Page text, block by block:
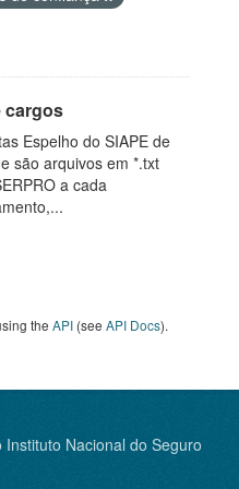
cargos
Espelho do SIAPE de
são arquivos em *.txt
a cada
the API (see API Docs).
Nacional do Seguro